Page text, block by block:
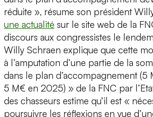
réduite », résume son président
une actualité sur le site web de la
discours aux congressistes le
Willy Schraen explique que cette
à l’amputation d’une partie de la
dans le plan d’accompagnement
5 M€ en 2025) » de la FNC par
des chasseurs estime qu’il est «
poursuivre les réflexions en vue